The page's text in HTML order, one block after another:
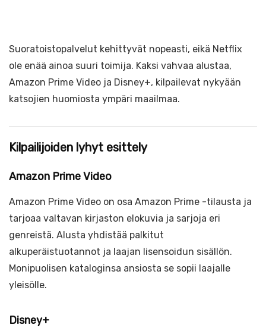
Suoratoistopalvelut kehittyvät nopeasti, eikä Netflix
ole enää ainoa suuri toimija. Kaksi vahvaa alustaa,
Amazon Prime Video ja Disney+, kilpailevat nykyään
katsojien huomiosta ympäri maailmaa.
Kilpailijoiden lyhyt esittely
Amazon Prime Video
Amazon Prime Video on osa Amazon Prime -tilausta ja
tarjoaa valtavan kirjaston elokuvia ja sarjoja eri
genreistä. Alusta yhdistää palkitut
alkuperäistuotannot ja laajan lisensoidun sisällön.
Monipuolisen kataloginsa ansiosta se sopii laajalle
yleisölle.
Disney+